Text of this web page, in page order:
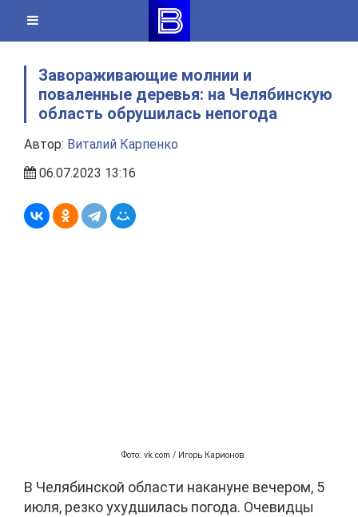
content
Завораживающие молнии и
поваленные деревья: на Челябинскую
область обрушилась непогода
Автор: Виталий Карпенко
06.07.2023 13:16
Фото: vk.com / Игорь Карионов
В Челябинской области накануне вечером, 5
июля, резко ухудшилась погода. Очевидцы